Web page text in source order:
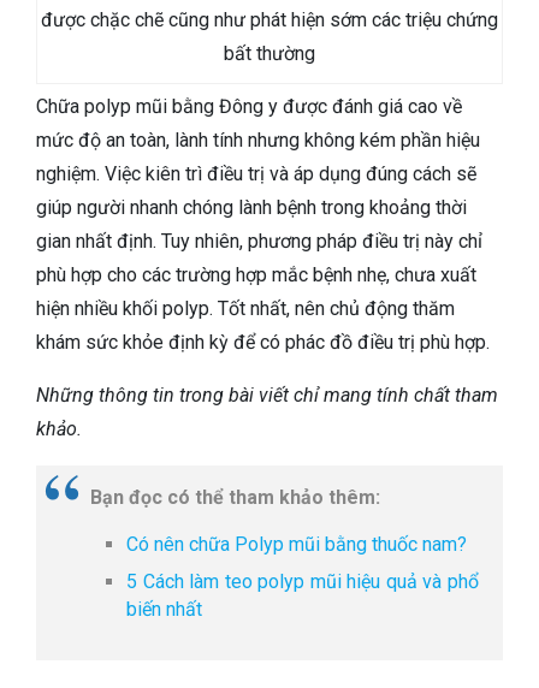
được chặc chẽ cũng như phát hiện sớm các triệu chứng
bất thường
Chữa polyp mũi bằng Đông y được đánh giá cao về
mức độ an toàn, lành tính nhưng không kém phần hiệu
nghiệm. Việc kiên trì điều trị và áp dụng đúng cách sẽ
giúp người nhanh chóng lành bệnh trong khoảng thời
gian nhất định. Tuy nhiên, phương pháp điều trị này chỉ
phù hợp cho các trường hợp mắc bệnh nhẹ, chưa xuất
hiện nhiều khối polyp. Tốt nhất, nên chủ động thăm
khám sức khỏe định kỳ để có phác đồ điều trị phù hợp.
Những thông tin trong bài viết chỉ mang tính chất tham
khảo.
Bạn đọc có thể tham khảo thêm:
Có nên chữa Polyp mũi bằng thuốc nam?
5 Cách làm teo polyp mũi hiệu quả và phổ
biến nhất